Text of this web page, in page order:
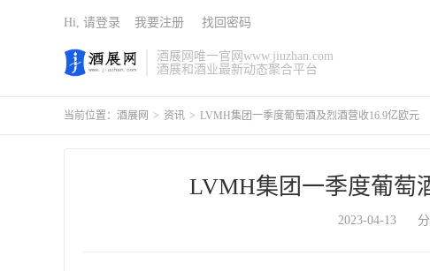
酒展网唯一官网www.jiuzhan.com
酒展和酒业最新动态聚合平台
Hi, 请登录 我要注册 找回密码
当前位置： 酒展网 > 资讯 > LVMH集团一季度葡萄酒及烈酒营收16.9亿欧元
LVMH集团一季度葡萄
2023-04-13